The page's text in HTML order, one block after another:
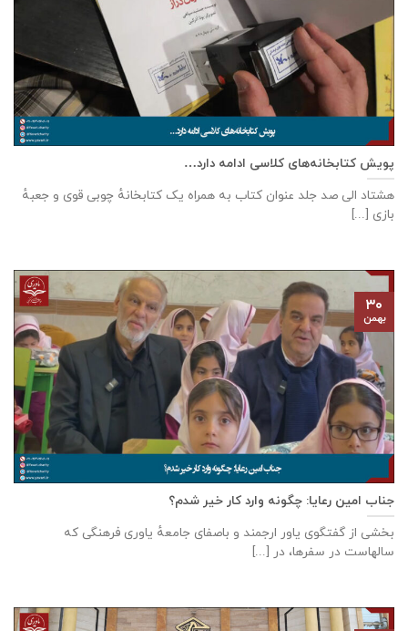
پویش کتابخانه‌های کلاسی ادامه دارد…
هشتاد‌ الی صد جلد عنوان کتاب به همراه یک کتابخانهٔ چوبی قوی و جعبهٔ
بازی [...]
جناب امین رعایا: چگونه وارد کار خیر شدم؟
بخشی از گفتگوی یاور ارجمند و باصفای جامعهٔ یاوری فرهنگی که
سالهاست در سفر‌ها، در [...]
۳۰
بهمن